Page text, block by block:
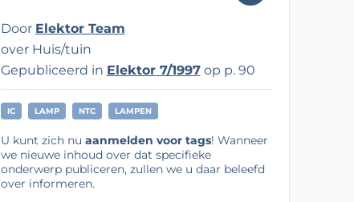
Door Elektor Team
over Huis/tuin
Gepubliceerd in Elektor 7/1997op p. 90
IC LAMP NTC LAMPEN
U kunt zich nu aanmelden voor tags! Wanneer
we nieuwe inhoud over dat specifieke
onderwerp publiceren, zullen we u daar beleefd
over informeren.